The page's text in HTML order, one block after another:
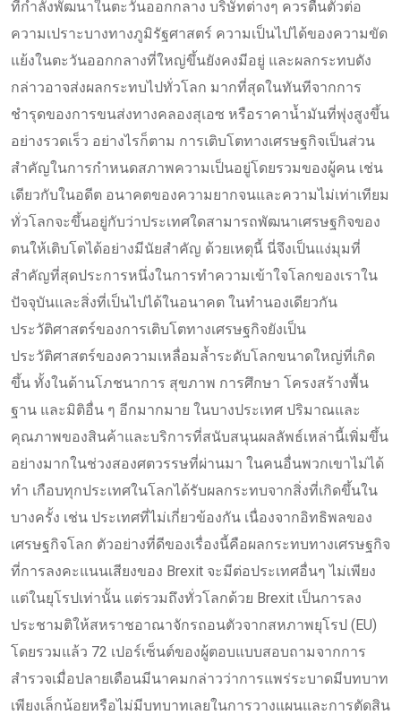
ที่กำลังพัฒนาในตะวันออกกลาง บริษัทต่างๆ ควรตื่นตัวต่อ
ความเปราะบางทางภูมิรัฐศาสตร์ ความเป็นไปได้ของความขัด
แย้งในตะวันออกกลางที่ใหญ่ขึ้นยังคงมีอยู่ และผลกระทบดัง
กล่าวอาจส่งผลกระทบไปทั่วโลก มากที่สุดในทันทีจากการ
ชำรุดของการขนส่งทางคลองสุเอซ หรือราคาน้ำมันที่พุ่งสูงขึ้น
อย่างรวดเร็ว อย่างไรก็ตาม การเติบโตทางเศรษฐกิจเป็นส่วน
สำคัญในการกำหนดสภาพความเป็นอยู่โดยรวมของผู้คน เช่น
เดียวกับในอดีต อนาคตของความยากจนและความไม่เท่าเทียม
ทั่วโลกจะขึ้นอยู่กับว่าประเทศใดสามารถพัฒนาเศรษฐกิจของ
ตนให้เติบโตได้อย่างมีนัยสำคัญ ด้วยเหตุนี้ นี่จึงเป็นแง่มุมที่
สำคัญที่สุดประการหนึ่งในการทำความเข้าใจโลกของเราใน
ปัจจุบันและสิ่งที่เป็นไปได้ในอนาคต ในทำนองเดียวกัน
ประวัติศาสตร์ของการเติบโตทางเศรษฐกิจยังเป็น
ประวัติศาสตร์ของความเหลื่อมล้ำระดับโลกขนาดใหญ่ที่เกิด
ขึ้น ทั้งในด้านโภชนาการ สุขภาพ การศึกษา โครงสร้างพื้น
ฐาน และมิติอื่น ๆ อีกมากมาย ในบางประเทศ ปริมาณและ
คุณภาพของสินค้าและบริการที่สนับสนุนผลลัพธ์เหล่านี้เพิ่มขึ้น
อย่างมากในช่วงสองศตวรรษที่ผ่านมา ในคนอื่นพวกเขาไม่ได้
ทำ เกือบทุกประเทศในโลกได้รับผลกระทบจากสิ่งที่เกิดขึ้นใน
บางครั้ง เช่น ประเทศที่ไม่เกี่ยวข้องกัน เนื่องจากอิทธิพลของ
เศรษฐกิจโลก ตัวอย่างที่ดีของเรื่องนี้คือผลกระทบทางเศรษฐกิจ
ที่การลงคะแนนเสียงของ Brexit จะมีต่อประเทศอื่นๆ ไม่เพียง
แต่ในยุโรปเท่านั้น แต่รวมถึงทั่วโลกด้วย Brexit เป็นการลง
ประชามติให้สหราชอาณาจักรถอนตัวจากสหภาพยุโรป (EU)
โดยรวมแล้ว 72 เปอร์เซ็นต์ของผู้ตอบแบบสอบถามจากการ
สำรวจเมื่อปลายเดือนมีนาคมกล่าวว่าการแพร่ระบาดมีบทบาท
เพียงเล็กน้อยหรือไม่มีบทบาทเลยในการวางแผนและการตัดสิน